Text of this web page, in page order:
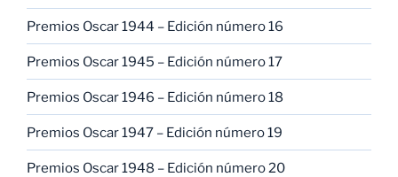
Premios Oscar 1944 – Edición número 16
Premios Oscar 1945 – Edición número 17
Premios Oscar 1946 – Edición número 18
Premios Oscar 1947 – Edición número 19
Premios Oscar 1948 – Edición número 20